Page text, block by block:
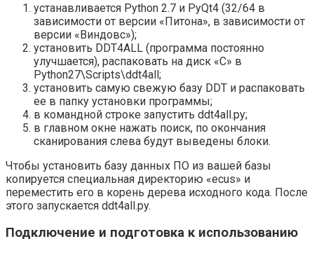
устанавливается Python 2.7 и PyQt4 (32/64 в
зависимости от версии «Питона», в зависимости от
версии «Виндовс»);
установить DDT4ALL (программа постоянно
улучшается), распаковать на диск «С» в
Python27\Scripts\ddt4all;
установить самую свежую базу DDT и распаковать
ее в папку установки программы;
в командной строке запустить ddt4all.py;
в главном окне нажать поиск, по окончания
сканирования слева будут выведены блоки.
Чтобы установить базу данных ПО из вашей базы
копируется специальная директорию «ecus» и
переместить его в корень дерева исходного кода. После
этого запускается ddt4all.py.
Подключение и подготовка к использованию